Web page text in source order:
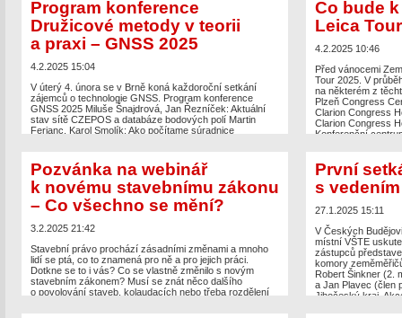
i literatury. Program 9:30 – […]
The postZaklínačův svět, jak vznikala mapa. Fiktivní
světy tématem Kartografického dneappeared first on
Zeměměřič
The postMožná
akce G++ se blíží
Program konference
Družicové metody v teorii
a praxi – GNSS 2025
4.2.2025 15:04
V úterý 4. února se v Brně koná každoroční setkání
zájemců o technologie GNSS. Program konference
GNSS 2025 Miluše Šnajdrová, Jan Řezníček: Aktuální
stav sítě CZEPOS a databáze bodových polí Martin
Ferianc, Karol Smolík: Ako počítame súradnice
referenčních stanic ze sítí CZEPOS, TopNET a Trimble
VRS Now Danijel Šugar, […]
The postProgram konference Družicové metody v teorii
a praxi – GNSS 2025appeared first onZeměměřič
Co bude
Leica
4.2.2025 10:46
Před vánocemi
Tour 2025. V
na některém z
Plzeň Congress
Clarion Congress
Clarion Congress
Konferenční
appeared first on
Pozvánka na webinář
k novému stavebnímu zákonu
– Co všechno se mění?
3.2.2025 21:42
Stavební právo prochází zásadními změnami a mnoho
lidí se ptá, co to znamená pro ně a pro jejich práci.
Dotkne se to i vás? Co se vlastně změnilo s novým
stavebním zákonem? Musí se znát něco dalšího
o povolování staveb, kolaudacích nebo třeba rozdělení
První
s vedením
27.1.2025 15:11
V Českých
místní VŠTE
zástupců
komory
Robert Šinkner (2.
a Jan Plavec (člen
Jihočeský kraj.